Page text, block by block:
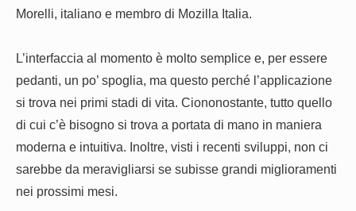
Morelli, italiano e membro di Mozilla Italia.
L’interfaccia al momento è molto semplice e, per essere
pedanti, un po’ spoglia, ma questo perché l’applicazione
si trova nei primi stadi di vita. Ciononostante, tutto quello
di cui c’è bisogno si trova a portata di mano in maniera
moderna e intuitiva. Inoltre, visti i recenti sviluppi, non ci
sarebbe da meravigliarsi se subisse grandi miglioramenti
nei prossimi mesi.